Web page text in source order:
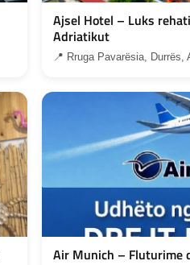
Ajsel Hotel – Luks
Adriatikut
📍 Rruga Pavarësia, Durrës,
Air Munich – Fluturime